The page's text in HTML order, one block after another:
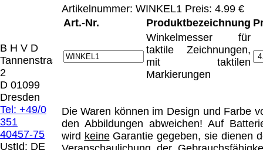
B H V D
Tannenstrasse
2
D 01099
Dresden
Tel: +49/0
351
40457-75
UstId: DE
Artikelnummer: WINKEL1 Preis: 4.99 €
Art.-Nr.
Produktbezeichnung
Winkelmesser für
taktile Zeichnungen,
mit taktilen
Markierungen
Die Waren können im Design und Farbe
den Abbildungen abweichen! Auf
wird keineGarantie gegeben, sie dienen
vom Büro oder
von
Lieferschein. Sie
erhalten also
keinen
Datenträger.
Die in diesem Dokument genannten
Warenzeichen sind Eigentum der jeweiligen
Firmen. Preisänderungen, Irrtümer und
technische Änderungen vorbehalten.
letzte Änderung: 14. September 2025 Blinden
Hilfsmittel Vertrieb Dresden,
2026
Wir
[ 4996 ]